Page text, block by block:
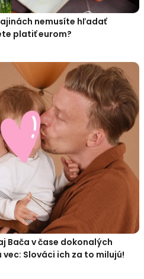
nemusíte hľadať
platiť eurom?
Bača v čase dokonalých
Slováci ich za to milujú!